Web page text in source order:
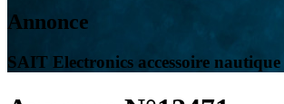
Annonce
SAIT Electronics accessoire nautique